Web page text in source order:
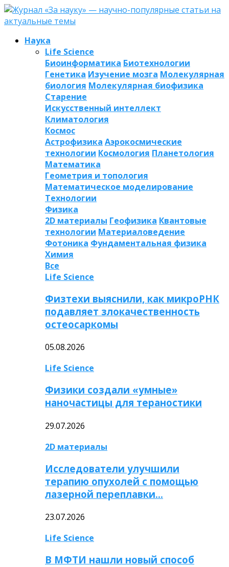
Наука
Life Science
Биоинформатика Биотехнологии
Генетика Изучение мозга Молекулярная
биология Молекулярная биофизика
Старение
Искусственный интеллект
Климатология
Космос
Астрофизика Аэрокосмические
технологии Космология Планетология
Математика
Геометрия и топология
Математическое моделирование
Технологии
Физика
2D материалы Геофизика Квантовые
технологии Материаловедение
Фотоника Фундаментальная физика
Химия
Все
Life Science
Физтехи выяснили, как микроРНК
подавляет злокачественность
остеосаркомы
05.08.2026
Life Science
Физики создали «умные»
наночастицы для тераностики
29.07.2026
2D материалы
Исследователи улучшили
терапию опухолей с помощью
лазерной переплавки…
23.07.2026
Life Science
В МФТИ нашли новый способ